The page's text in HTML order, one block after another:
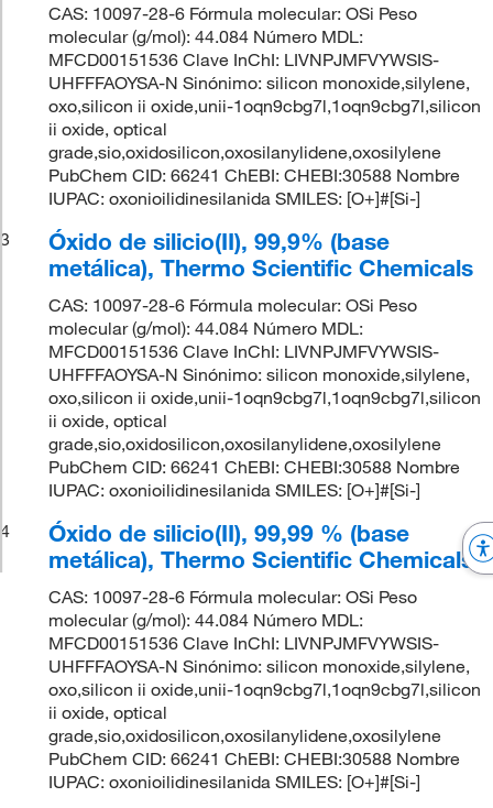
CAS: 10097-28-6 Fórmula molecular: OSi Peso
molecular (g/mol): 44.084 Número MDL:
MFCD00151536 Clave InChI: LIVNPJMFVYWSIS-
UHFFFAOYSA-N Sinónimo: silicon monoxide,silylene,
oxo,silicon ii oxide,unii-1oqn9cbg7l,1oqn9cbg7l,silicon
ii oxide, optical
grade,sio,oxidosilicon,oxosilanylidene,oxosilylene
PubChem CID: 66241 ChEBI: CHEBI:30588 Nombre
IUPAC: oxonioilidinesilanida SMILES: [O+]#[Si-]
3
Óxido de silicio(II), 99,9% (base
metálica), Thermo Scientific Chemicals
CAS: 10097-28-6 Fórmula molecular: OSi Peso
molecular (g/mol): 44.084 Número MDL:
MFCD00151536 Clave InChI: LIVNPJMFVYWSIS-
UHFFFAOYSA-N Sinónimo: silicon monoxide,silylene,
oxo,silicon ii oxide,unii-1oqn9cbg7l,1oqn9cbg7l,silicon
ii oxide, optical
grade,sio,oxidosilicon,oxosilanylidene,oxosilylene
PubChem CID: 66241 ChEBI: CHEBI:30588 Nombre
IUPAC: oxonioilidinesilanida SMILES: [O+]#[Si-]
4
Óxido de silicio(II), 99,99 % (base
metálica), Thermo Scientific Chemicals
CAS: 10097-28-6 Fórmula molecular: OSi Peso
molecular (g/mol): 44.084 Número MDL:
MFCD00151536 Clave InChI: LIVNPJMFVYWSIS-
UHFFFAOYSA-N Sinónimo: silicon monoxide,silylene,
oxo,silicon ii oxide,unii-1oqn9cbg7l,1oqn9cbg7l,silicon
ii oxide, optical
grade,sio,oxidosilicon,oxosilanylidene,oxosilylene
PubChem CID: 66241 ChEBI: CHEBI:30588 Nombre
IUPAC: oxonioilidinesilanida SMILES: [O+]#[Si-]